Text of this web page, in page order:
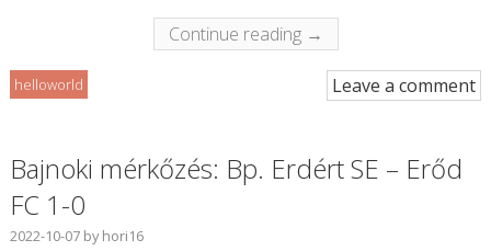
Continue reading →
helloworld Leave a comment
Bajnoki mérkőzés: Bp. Erdért SE – Erőd
FC 1-0
2022-10-07byhori16